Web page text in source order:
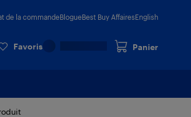
de la commandeBlogueBest Buy AffairesEnglish
Favoris Panier